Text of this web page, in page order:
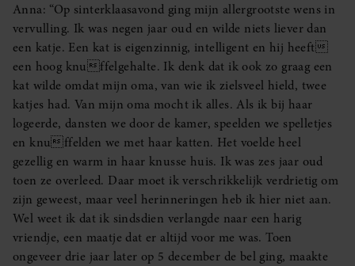
Anna: “Op sinterklaasavond ging mijn allergrootste wens in
vervulling. Ik was negen jaar oud en wilde niets liever dan
een katje. Een kat is eigenzinnig, intelligent en hij heeft
een hoog knuffelgehalte. Ik denk dat ik ook zo graag een
kat wilde omdat mijn oma, van wie ik zielsveel hield, twee
katjes had. Van mijn oma mocht ik alles. Als ik bij haar
logeerde, dansten we door de kamer, speelden we spelletjes
en knuffelden we met haar katten. Het voelde heel
gezellig en warm in haar knusse huis. Ik was zes jaar oud
toen ze overleed. Daar moet ik verschrikkelijk verdrietig om
zijn geweest, maar veel herinneringen heb ik hier niet aan.
Wel weet ik dat ik sindsdien verlangde naar een harig
vriendje, een maatje dat er altijd voor me was. Toen
ongeveer drie jaar later op 5 december de bel ging, maakte